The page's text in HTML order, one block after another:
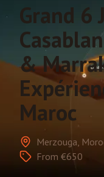
Grand 6
&
Maroc
Merzouga,
From €650